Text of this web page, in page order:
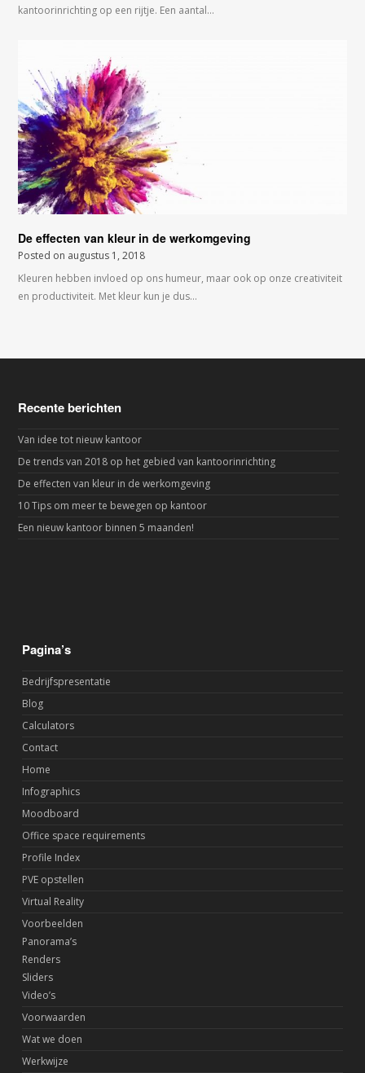
kantoorinrichting op een rijtje. Een aantal…
De effecten van kleur in de werkomgeving
Posted on augustus 1, 2018
Kleuren hebben invloed op ons humeur, maar ook op onze creativiteit
en productiviteit. Met kleur kun je dus…
Recente berichten
Van idee tot nieuw kantoor
De trends van 2018 op het gebied van kantoorinrichting
De effecten van kleur in de werkomgeving
10 Tips om meer te bewegen op kantoor
Een nieuw kantoor binnen 5 maanden!
Pagina’s
Bedrijfspresentatie
Blog
Calculators
Contact
Home
Infographics
Moodboard
Office space requirements
Profile Index
PVE opstellen
Virtual Reality
Voorbeelden
Panorama’s
Renders
Sliders
Video’s
Voorwaarden
Wat we doen
Werkwijze